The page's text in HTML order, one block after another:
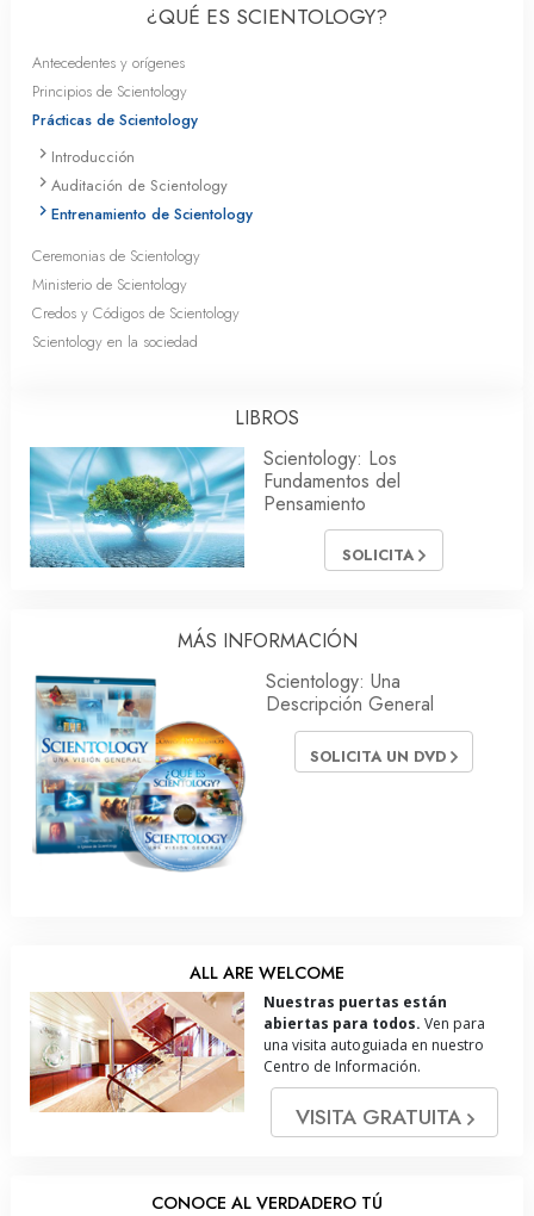
¿QUÉ ES SCIENTOLOGY?
Antecedentes y orígenes
Principios de Scientology
Prácticas de Scientology
Introducción
Auditación de Scientology
Entrenamiento de Scientology
Ceremonias de Scientology
Ministerio de Scientology
Credos y Códigos de Scientology
Scientology en la sociedad
LIBROS
Scientology: Los
Fundamentos del
Pensamiento
SOLICITA
MÁS INFORMACIÓN
Scientology: Una
Descripción General
SOLICITA UN DVD
ALL ARE WELCOME
Nuestras puertas están
abiertas para todos. Ven para
una visita autoguiada en nuestro
Centro de Información.
VISITA GRATUITA
CONOCE AL VERDADERO TÚ